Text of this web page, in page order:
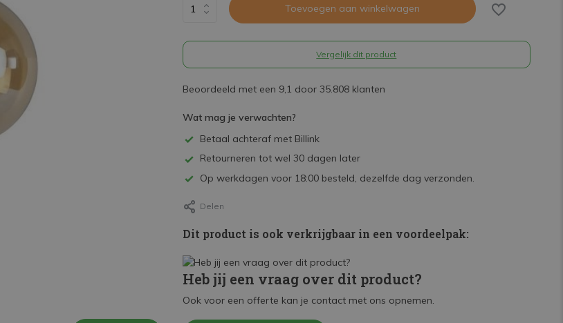
Toevoegen aan winkelwagen
Vergelijk dit product
Beoordeeld met een 9,1 door 35.808 klanten
Wat mag je verwachten?
Betaal achteraf met Billink
Retourneren tot wel 30 dagen later
Op werkdagen voor 18:00 besteld, dezelfde dag verzonden.
Delen
Dit product is ook verkrijgbaar in een voordeelpak:
Heb jij een vraag over dit product?
Ook voor een offerte kan je contact met ons opnemen.